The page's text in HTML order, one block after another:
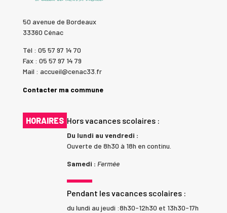
50 avenue de Bordeaux
33360 Cénac
Tél : 05 57 97 14 70
Fax : 05 57 97 14 79
Mail : accueil@cenac33.fr
Contacter ma commune
HORAIRES Hors vacances scolaires :
Du lundi au vendredi :
Ouverte de 8h30 à 18h en continu.
Samedi : Fermée
Pendant les vacances scolaires :
du lundi au jeudi :8h30-12h30 et 13h30-17h